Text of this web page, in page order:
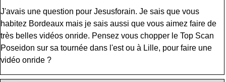
J'avais une question pour Jesusforain. Je sais que vous
habitez Bordeaux mais je sais aussi que vous aimez faire de
très belles vidéos onride. Pensez vous chopper le Top Scan
Poseidon sur sa tournée dans l'est ou à Lille, pour faire une
vidéo onride ?